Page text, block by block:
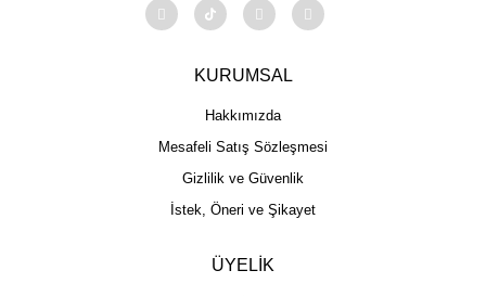
KURUMSAL
Hakkımızda
Mesafeli Satış Sözleşmesi
Gizlilik ve Güvenlik
İstek, Öneri ve Şikayet
ÜYELİK